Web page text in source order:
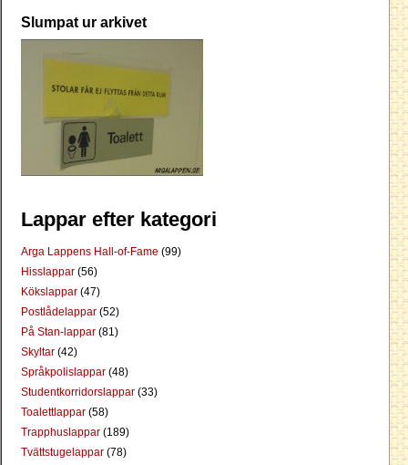
Slumpat ur arkivet
Lappar efter kategori
Arga Lappens Hall-of-Fame (99)
Hisslappar (56)
Kökslappar (47)
Postlådelappar (52)
På Stan-lappar (81)
Skyltar (42)
Språkpolislappar (48)
Studentkorridorslappar (33)
Toalettlappar (58)
Trapphuslappar (189)
Tvättstugelappar (78)